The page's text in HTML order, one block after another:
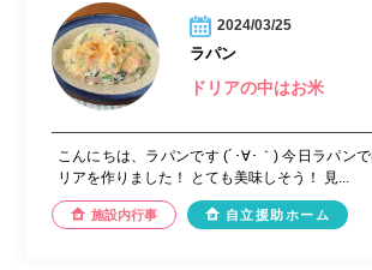
2024/03/25
ラパン
ドリアの中はお米
こんにちは、ラパンです (´･∀･｀) 今日ラパン
リアを作りました！ とても美味しそう！ 見...
施設内行事 自立援助ホーム